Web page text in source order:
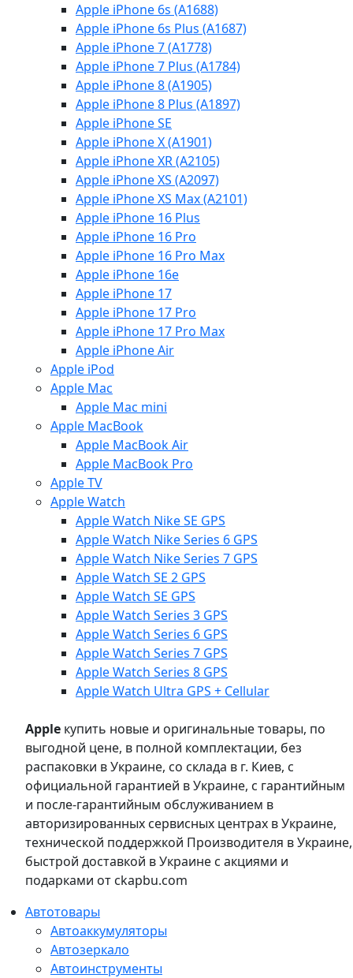
Apple iPhone 6s (A1688)
Apple iPhone 6s Plus (A1687)
Apple iPhone 7 (A1778)
Apple iPhone 7 Plus (A1784)
Apple iPhone 8 (A1905)
Apple iPhone 8 Plus (A1897)
Apple iPhone SE
Apple iPhone X (A1901)
Apple iPhone XR (A2105)
Apple iPhone XS (A2097)
Apple iPhone XS Max (A2101)
Apple iPhone 16 Plus
Apple iPhone 16 Pro
Apple iPhone 16 Pro Max
Apple iPhone 16e
Apple iPhone 17
Apple iPhone 17 Pro
Apple iPhone 17 Pro Max
Apple iPhone Air
Apple iPod
Apple Mac
Apple Mac mini
Apple MacBook
Apple MacBook Air
Apple MacBook Pro
Apple TV
Apple Watch
Apple Watch Nike SE GPS
Apple Watch Nike Series 6 GPS
Apple Watch Nike Series 7 GPS
Apple Watch SE 2 GPS
Apple Watch SE GPS
Apple Watch Series 3 GPS
Apple Watch Series 6 GPS
Apple Watch Series 7 GPS
Apple Watch Series 8 GPS
Apple Watch Ultra GPS + Cellular
Apple купить новые и оригинальные товары, по
выгодной цене, в полной комплектации, без
распаковки в Украине, со склада в г. Киев, с
официальной гарантией в Украине, с гарантийным
и после-гарантийным обслуживанием в
авторизированных сервисных центрах в Украине,
технической поддержкой Производителя в Украине,
быстрой доставкой в Украине с акциями и
подарками от ckapbu.com
Автотовары
Автоаккумуляторы
Автозеркало
Автоинструменты